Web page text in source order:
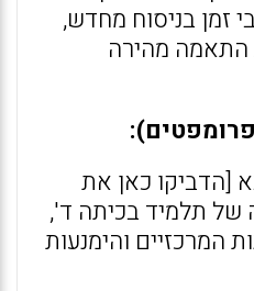
בניסוח מחדש,
התאמה מהירה
כאן את
תלמיד בכיתה ד',
המרכזיים והימנעות